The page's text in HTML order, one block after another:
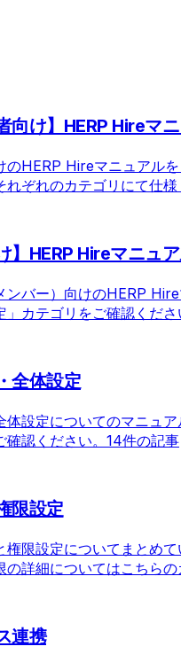
向け】HERP Hireマ
のHERP Hireマニュアル
れぞれのカテゴリにて仕様
】HERP Hireマニュ
ンバー）向けのHERP
」カテゴリをご確認くださ
全体設定
体設定についてのマニュ
認ください。 14件の記事
限設定
権限設定についてまとめ
の詳細についてはこちらの
連携